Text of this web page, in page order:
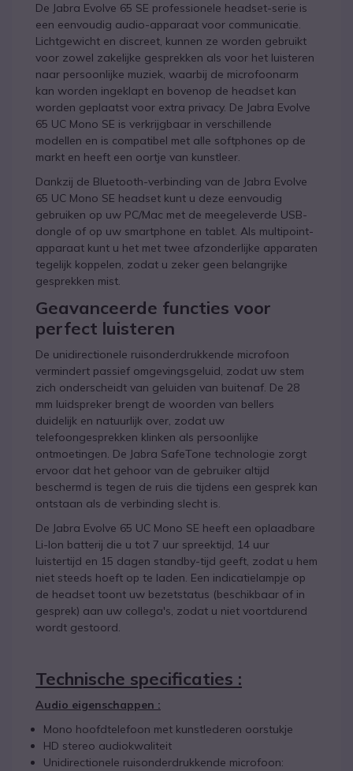
De Jabra Evolve 65 SE professionele headset-serie is
een eenvoudig audio-apparaat voor communicatie.
Lichtgewicht en discreet, kunnen ze worden gebruikt
voor zowel zakelijke gesprekken als voor het luisteren
naar persoonlijke muziek, waarbij de microfoonarm
kan worden ingeklapt en bovenop de headset kan
worden geplaatst voor extra privacy. De Jabra Evolve
65 UC Mono SE is verkrijgbaar in verschillende
modellen en is compatibel met alle softphones op de
markt en heeft een oortje van kunstleer.
Dankzij de Bluetooth-verbinding van de Jabra Evolve
65 UC Mono SE headset kunt u deze eenvoudig
gebruiken op uw PC/Mac met de meegeleverde USB-
dongle of op uw smartphone en tablet. Als multipoint-
apparaat kunt u het met twee afzonderlijke apparaten
tegelijk koppelen, zodat u zeker geen belangrijke
gesprekken mist.
Geavanceerde functies voor
perfect luisteren
De unidirectionele ruisonderdrukkende microfoon
vermindert passief omgevingsgeluid, zodat uw stem
zich onderscheidt van geluiden van buitenaf. De 28
mm luidspreker brengt de woorden van bellers
duidelijk en natuurlijk over, zodat uw
telefoongesprekken klinken als persoonlijke
ontmoetingen. De Jabra SafeTone technologie zorgt
ervoor dat het gehoor van de gebruiker altijd
beschermd is tegen de ruis die tijdens een gesprek kan
ontstaan als de verbinding slecht is.
De Jabra Evolve 65 UC Mono SE heeft een oplaadbare
Li-Ion batterij die u tot 7 uur spreektijd, 14 uur
luistertijd en 15 dagen standby-tijd geeft, zodat u hem
niet steeds hoeft op te laden. Een indicatielampje op
de headset toont uw bezetstatus (beschikbaar of in
gesprek) aan uw collega's, zodat u niet voortdurend
wordt gestoord.
Technische specificaties :
Audio eigenschappen :
Mono hoofdtelefoon met kunstlederen oorstukje
HD stereo audiokwaliteit
Unidirectionele ruisonderdrukkende microfoon: